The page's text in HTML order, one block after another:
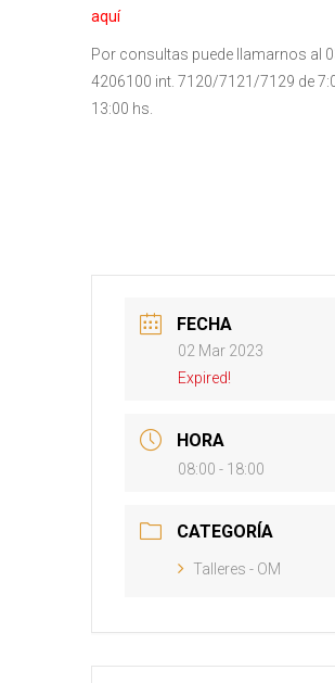
aquí
Por consultas puede llamarnos al
4206100 int. 7120/7121/7129 de
13:00 hs.
FECHA
02 Mar 2023
Expired!
HORA
08:00 - 18:00
CATEGORÍA
Talleres - OM